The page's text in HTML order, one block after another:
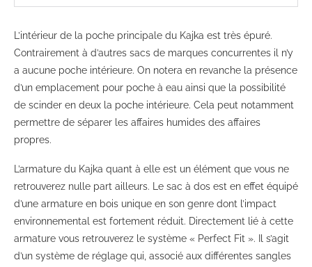
L’intérieur de la poche principale du Kajka est très épuré.
Contrairement à d’autres sacs de marques concurrentes il n’y
a aucune poche intérieure. On notera en revanche la présence
d’un emplacement pour poche à eau ainsi que la possibilité
de scinder en deux la poche intérieure. Cela peut notamment
permettre de séparer les affaires humides des affaires
propres.
L’armature du Kajka quant à elle est un élément que vous ne
retrouverez nulle part ailleurs. Le sac à dos est en effet équipé
d’une armature en bois unique en son genre dont l’impact
environnemental est fortement réduit. Directement lié à cette
armature vous retrouverez le système « Perfect Fit ». Il s’agit
d’un système de réglage qui, associé aux différentes sangles